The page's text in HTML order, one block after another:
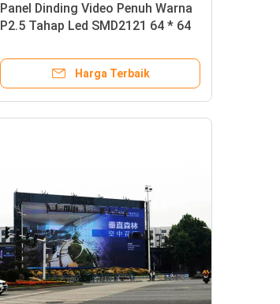
Panel Dinding Video Penuh Warna
P2.5 Tahap Led SMD2121 64 * 64
Harga Terbaik